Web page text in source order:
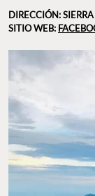
DIRECCIÓN:
SITIO WEB: